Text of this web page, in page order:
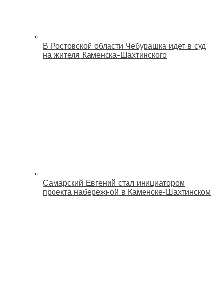
В Ростовской области Чебурашка идет в суд
на жителя Каменска-Шахтинского
Самарский Евгений стал инициатором
проекта набережной в Каменске-Шахтинском